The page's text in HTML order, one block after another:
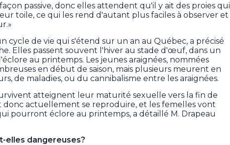
passive, donc elles attendent qu'il y ait des proies qui
toile, ce qui les rend d'autant plus faciles à observer et
cycle de vie qui s'étend sur un an au Québec, a précisé
Elles passent souvent l'hiver au stade d'œuf, dans un
au printemps. Les jeunes araignées, nommées
en début de saison, mais plusieurs meurent en
de maladies, ou du cannibalisme entre les araignées.
atteignent leur maturité sexuelle vers la fin de
donc actuellement se reproduire, et les femelles vont
pourront éclore au printemps, a détaillé M. Drapeau
elles dangereuses?